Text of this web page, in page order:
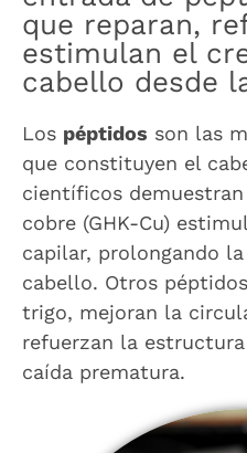
que reparan,
estimulan el
cabello desde
Los péptidos son las
que constituyen el
científicos
cobre (GHK-Cu)
capilar, prolongando
cabello. Otros
trigo, mejoran la
refuerzan la
caída prematura.